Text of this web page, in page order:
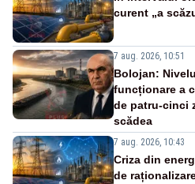
curent „a
7 aug. 2026, 10:51
Bolojan:
funcționare a
de patru-cinci
scădea
7 aug. 2026, 10:43
Criza din
de